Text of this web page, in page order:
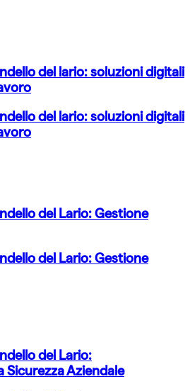
del lario: soluzioni digitali
del lario: soluzioni digitali
del Lario: Gestione
del Lario: Gestione
del Lario:
Sicurezza Aziendale